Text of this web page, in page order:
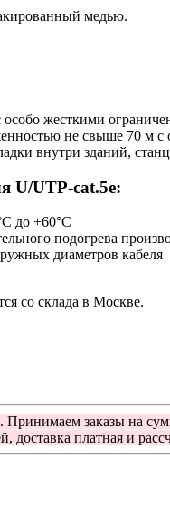
медью.
особо жесткими
не свыше 70 м
внутри зданий,
U/UTP-cat.5e:
до +60°С
подогрева
диаметров кабеля
со склада в Москве.
заказы на
доставка платная и